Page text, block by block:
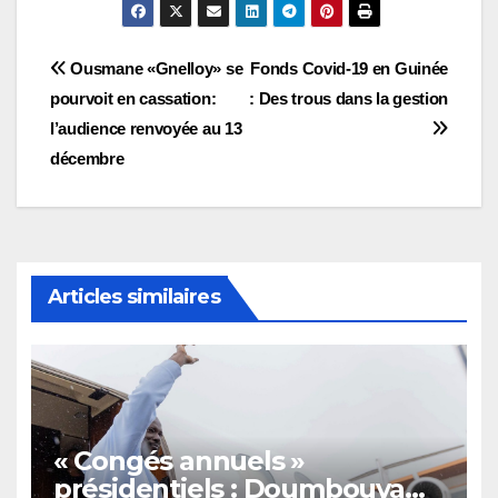
Navigation
de
l’article
Fonds Covid-19 en Guinée
: Des trous dans la gestion
Ousmane «Gnelloy» se
pourvoit en cassation:
l’audience renvoyée au 13
décembre
Articles similaires
« Congés annuels »
présidentiels : Doumbouya